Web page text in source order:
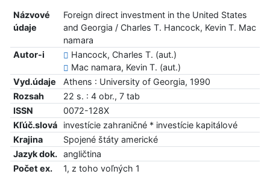
Názvové
údaje
Foreign direct investment in the United States
and Georgia / Charles T. Hancock, Kevin T. Mac
namara
Autor-i
Hancock, Charles T. (aut.)
Mac namara, Kevin T. (aut.)
Vyd.údaje
Athens : University of Georgia, 1990
Rozsah
22 s. : 4 obr., 7 tab
ISSN
0072-128X
Kľúč.slová
investície zahraničné * investície kapitálové
Krajina
Spojené štáty americké
Jazyk dok.
angličtina
Počet ex.
1, z toho voľných 1